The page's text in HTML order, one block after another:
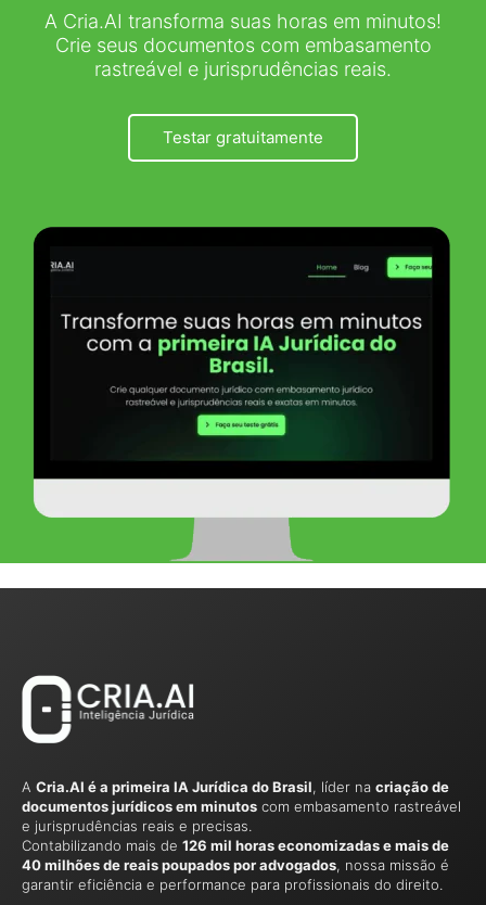
A Cria.AI transforma suas horas em minutos!
Crie seus documentos com embasamento
rastreável e jurisprudências reais.
Testar gratuitamente
A Cria.AI é a primeira IA Jurídica do Brasil, líder na criação de
documentos jurídicos em minutos com embasamento rastreável
e jurisprudências reais e precisas.
Contabilizando mais de 126 mil horas economizadas e mais de
40 milhões de reais poupados por advogados, nossa missão é
garantir eficiência e performance para profissionais do direito.